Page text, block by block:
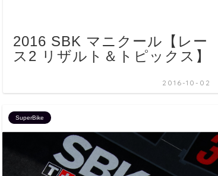
2016 SBK マニクール【レー
ス2 リザルト＆トピックス】
2016-10-02
SuperBike